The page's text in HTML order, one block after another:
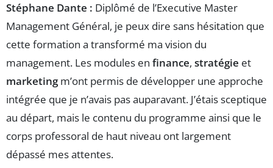
Stéphane Dante : Diplômé de l’Executive Master
Management Général, je peux dire sans hésitation que
cette formation a transformé ma vision du
management. Les modules en finance, stratégie et
marketingm’ont permis de développer une approche
intégrée que je n’avais pas auparavant. J’étais sceptique
au départ, mais le contenu du programme ainsi que le
corps professoral de haut niveau ont largement
dépassé mes attentes.